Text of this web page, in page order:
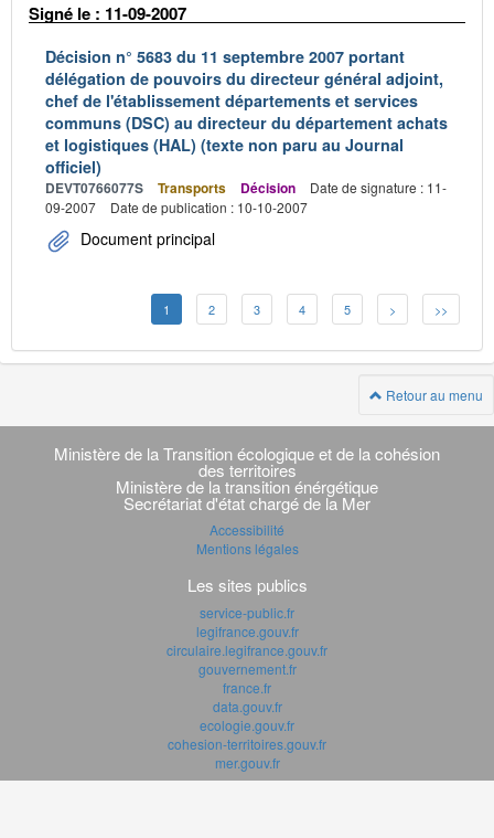
Signé le : 11-09-2007
Décision n° 5683 du 11 septembre 2007 portant
délégation de pouvoirs du directeur général adjoint,
chef de l'établissement départements et services
communs (DSC) au directeur du département achats
et logistiques (HAL) (texte non paru au Journal
officiel)
DEVT0766077S Transports Décision
Date de signature : 11-
09-2007
Date de publication : 10-10-2007
Document principal
1 2 3 4 5 > >>
Retour au menu
Navigation
transverse
Ministère de la Transition écologique et de la cohésion
des territoires
Ministère de la transition énérgétique
Secrétariat d'état chargé de la Mer
Accessibilité
Mentions légales
Les sites publics
service-public.fr
legifrance.gouv.fr
circulaire.legifrance.gouv.fr
gouvernement.fr
france.fr
data.gouv.fr
ecologie.gouv.fr
cohesion-territoires.gouv.fr
mer.gouv.fr